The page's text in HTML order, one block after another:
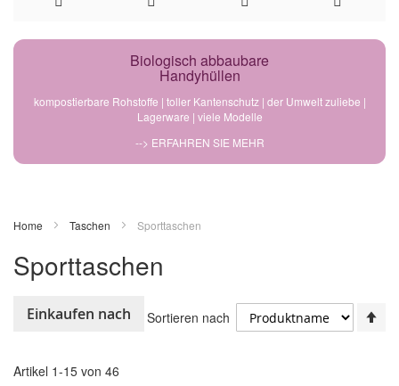
Direkt
Biologisch abbaubare
Handyhüllen
kompostierbare Rohstoffe | toller Kantenschutz | der Umwelt zuliebe |
Lagerware | viele Modelle
--> ERFAHREN SIE MEHR
Home Taschen Sporttaschen
Sporttaschen
Artikel 1-15 von 46
Sortieren nach
Einkaufen nach